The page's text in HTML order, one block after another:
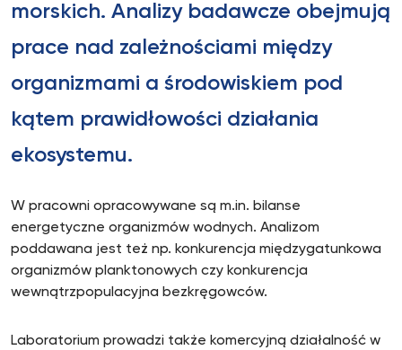
morskich. Analizy badawcze obejmują
prace nad zależnościami między
organizmami a środowiskiem pod
kątem prawidłowości działania
ekosystemu.
W pracowni opracowywane są m.in. bilanse
energetyczne organizmów wodnych. Analizom
poddawana jest też np. konkurencja międzygatunkowa
organizmów planktonowych czy konkurencja
wewnątrzpopulacyjna bezkręgowców.
Laboratorium prowadzi także komercyjną działalność w